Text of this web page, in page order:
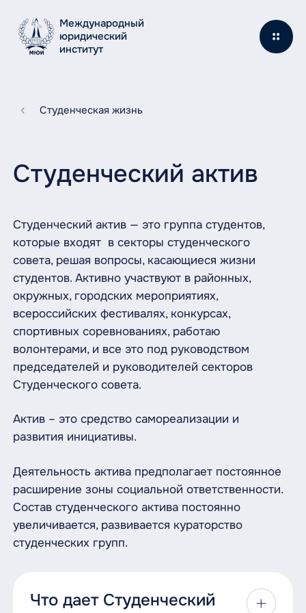
Международный
юридический
институт
Студенческая жизнь
Студенческий актив
Студенческий актив — это группа студентов,
которые входят в секторы студенческого
совета, решая вопросы, касающиеся жизни
студентов. Активно участвуют в районных,
окружных, городских мероприятиях,
всероссийских фестивалях, конкурсах,
спортивных соревнованиях, работаю
волонтерами, и все это под руководством
председателей и руководителей секторов
Студенческого совета.
Актив – это средство самореализации и
развития инициативы.
Деятельность актива предполагает постоянное
расширение зоны социальной ответственности.
Состав студенческого актива постоянно
увеличивается, развивается кураторство
студенческих групп.
Что дает Студенческий